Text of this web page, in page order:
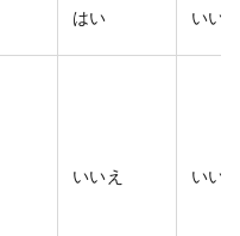
はい いい
いいえ いい